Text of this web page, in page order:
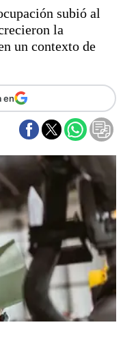
y finanzas
subió al
la
un contexto de
en